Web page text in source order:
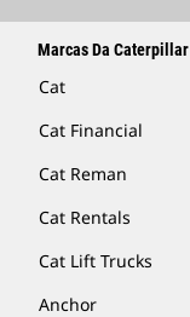
Marcas Da Caterpillar
Cat
Cat Financial
Cat Reman
Cat Rentals
Cat Lift Trucks
Anchor